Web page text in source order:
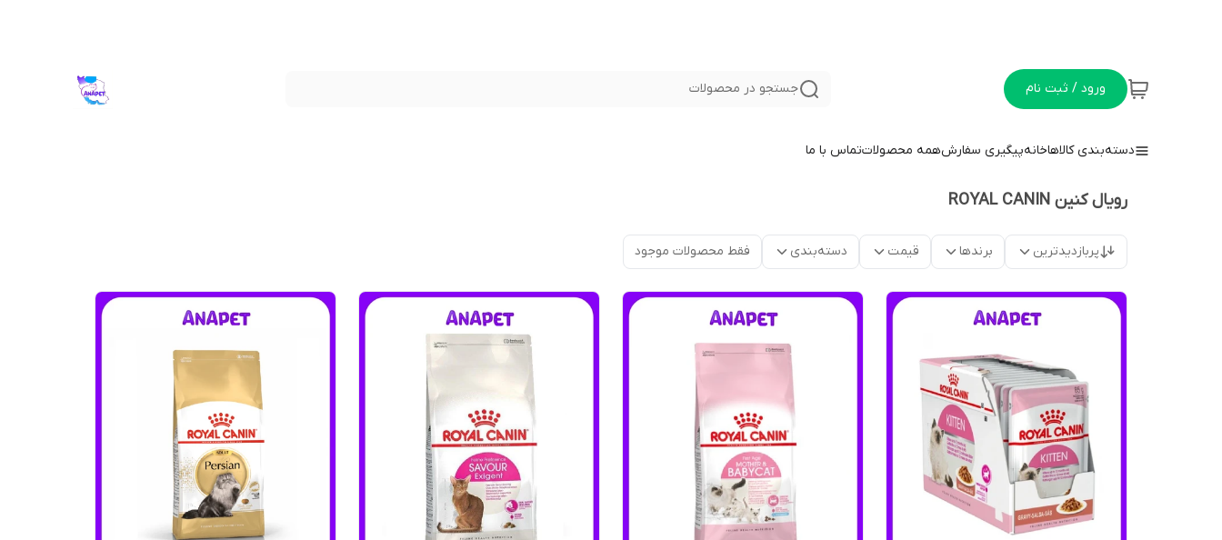
ورود / ثبت نام جستجو در محصولات
دسته‌بندی کالاهاخانهپیگیری سفارشهمه محصولاتتماس با ما
رویال کنین ROYAL CANIN
پربازدیدترین برندها قیمت دسته‌بندی فقط محصولات موجود